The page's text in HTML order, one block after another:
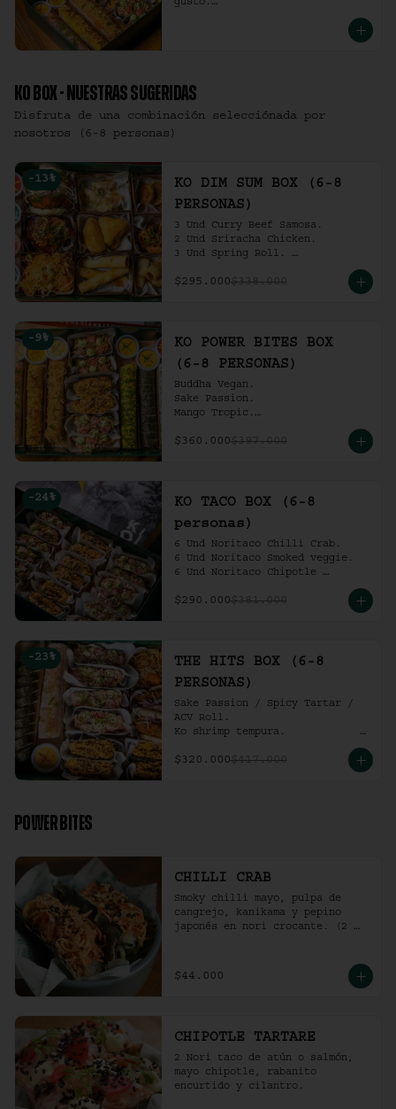
gusto.
KO BOX - NUESTRAS SUGERIDAS
Disfruta de una combinación selecciónada por
nosotros (6-8 personas)
-13 %
KO DIM SUM BOX (6-8
PERSONAS)
3 Und Curry Beef Samosa.
2 Und Sriracha Chicken.
3 Und Spring Roll.
3 Und Cha Siu Roll.
Gochujang Ribs.
$295.000$338.000
- 9%
KO POWER BITES BOX
(6-8 PERSONAS)
Buddha Vegan.
Sake Passion.
Mango Tropic.
Dragon.
2 Und Noritaco Chilli Crab.
(6-8 personas).
$360.000$397.000
-24 %
KO TACO BOX (6-8
personas)
6 Und Noritaco Chilli Crab.
6 Und Noritaco Smoked veggie.
6 Und Noritaco Chipotle
$290.000$381.000
-23 %
THE HITS BOX (6-8
PERSONAS)
Sake Passion / Spicy Tartar /
ACV Roll.
Ko shrimp tempura.
Tartare.
4 Und Noritaco Chilli Crab.
$320.000$417.000
POWER BITES
CHILLI CRAB
Smoky chilli mayo, pulpa de
cangrejo, kanikama y pepino
japonés en nori crocante. (2
$44.000
CHIPOTLE TARTARE
2 Nori taco de atún o salmón,
mayo chipotle, rabanito
encurtido y cilantro.